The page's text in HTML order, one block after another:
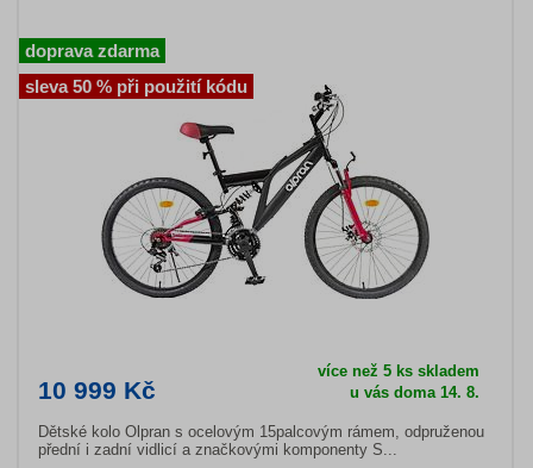
10 999 Kč
více než 5 ks skladem
u vás doma 14. 8.
Dětské kolo Olpran s ocelovým 15palcovým rámem, odpruženou
přední i zadní vidlicí a značkovými komponenty S...
doprava zdarma
sleva 50 % při použití kódu